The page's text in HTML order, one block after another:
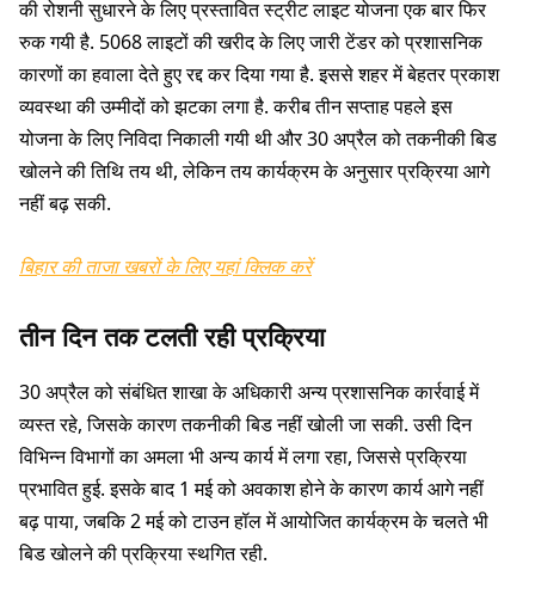
की रोशनी सुधारने के लिए प्रस्तावित स्ट्रीट लाइट योजना एक बार फिर
रुक गयी है. 5068 लाइटों की खरीद के लिए जारी टेंडर को प्रशासनिक
कारणों का हवाला देते हुए रद्द कर दिया गया है. इससे शहर में बेहतर प्रकाश
व्यवस्था की उम्मीदों को झटका लगा है. करीब तीन सप्ताह पहले इस
योजना के लिए निविदा निकाली गयी थी और 30 अप्रैल को तकनीकी बिड
खोलने की तिथि तय थी, लेकिन तय कार्यक्रम के अनुसार प्रक्रिया आगे
नहीं बढ़ सकी.
बिहार की ताजा खबरों के लिए यहां क्लिक करें
तीन दिन तक टलती रही प्रक्रिया
30 अप्रैल को संबंधित शाखा के अधिकारी अन्य प्रशासनिक कार्रवाई में
व्यस्त रहे, जिसके कारण तकनीकी बिड नहीं खोली जा सकी. उसी दिन
विभिन्न विभागों का अमला भी अन्य कार्य में लगा रहा, जिससे प्रक्रिया
प्रभावित हुई. इसके बाद 1 मई को अवकाश होने के कारण कार्य आगे नहीं
बढ़ पाया, जबकि 2 मई को टाउन हॉल में आयोजित कार्यक्रम के चलते भी
बिड खोलने की प्रक्रिया स्थगित रही.